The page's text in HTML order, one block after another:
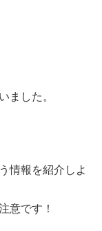
ました。
情報を紹介しよ
意です！